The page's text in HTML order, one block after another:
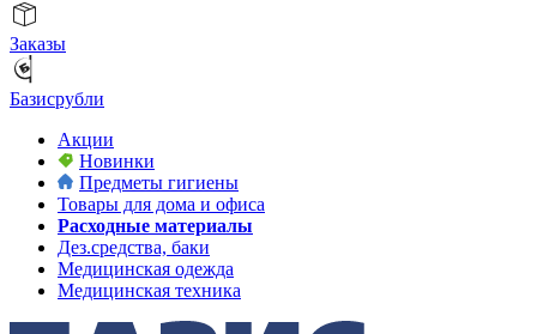
Заказы
Базисрубли
Акции
Новинки
Предметы гигиены
Товары для дома и офиса
Расходные материалы
Дез.средства, баки
Медицинская одежда
Медицинская техника